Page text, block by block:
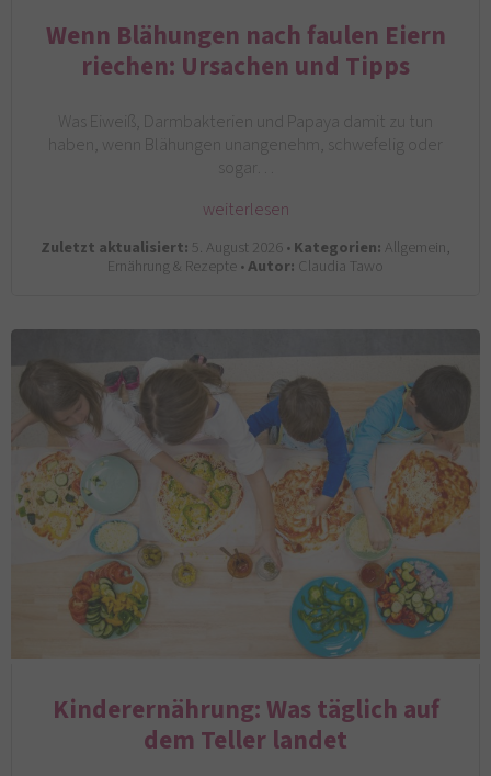
Wenn Blähungen nach faulen Eiern
riechen: Ursachen und Tipps
Was Eiweiß, Darmbakterien und Papaya damit zu tun
haben, wenn Blähungen unangenehm, schwefelig oder
sogar…
weiterlesen
Zuletzt aktualisiert: 5. August 2026 •Kategorien: Allgemein,
Ernährung & Rezepte •Autor: Claudia Tawo
Kinderernährung: Was täglich auf
dem Teller landet